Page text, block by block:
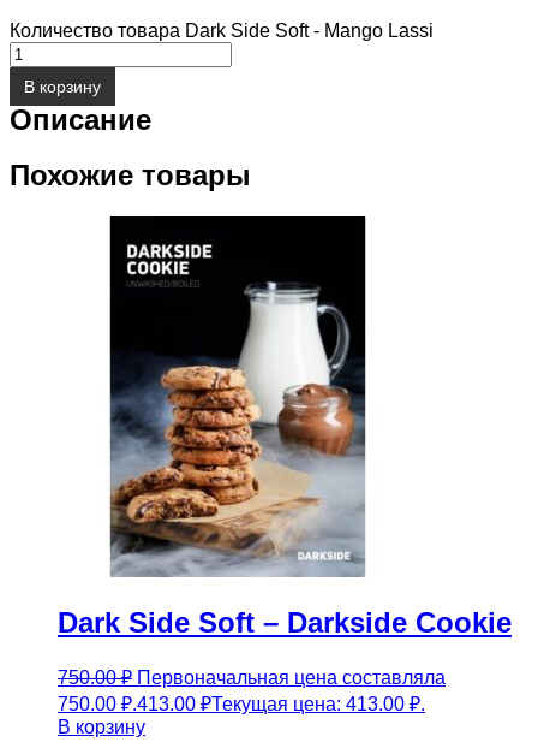
Количество товара Dark Side Soft - Mango Lassi
В корзину
Описание
Похожие товары
Dark Side Soft – Darkside Cookie
750.00₽ Первоначальная цена составляла
750.00 ₽.413.00 ₽Текущая цена: 413.00 ₽.
В корзину